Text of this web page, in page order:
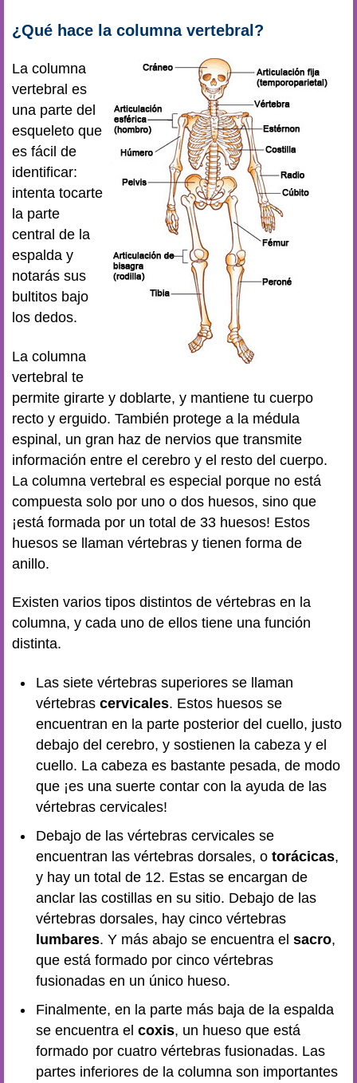
¿Qué hace la columna vertebral?
La columna
vertebral es
una parte del
esqueleto que
es fácil de
identificar:
intenta tocarte
la parte
central de la
espalda y
notarás sus
bultitos bajo
los dedos.
La columna
vertebral te
permite girarte y doblarte, y mantiene tu cuerpo
recto y erguido. También protege a la médula
espinal, un gran haz de nervios que transmite
información entre el cerebro y el resto del cuerpo.
La columna vertebral es especial porque no está
compuesta solo por uno o dos huesos, sino que
¡está formada por un total de 33 huesos! Estos
huesos se llaman vértebras y tienen forma de
anillo.
Existen varios tipos distintos de vértebras en la
columna, y cada uno de ellos tiene una función
distinta.
Las siete vértebras superiores se llaman
vértebras cervicales. Estos huesos se
encuentran en la parte posterior del cuello, justo
debajo del cerebro, y sostienen la cabeza y el
cuello. La cabeza es bastante pesada, de modo
que ¡es una suerte contar con la ayuda de las
vértebras cervicales!
Debajo de las vértebras cervicales se
encuentran las vértebras dorsales, o torácicas,
y hay un total de 12. Estas se encargan de
anclar las costillas en su sitio. Debajo de las
vértebras dorsales, hay cinco vértebras
lumbares. Y más abajo se encuentra el sacro,
que está formado por cinco vértebras
fusionadas en un único hueso.
Finalmente, en la parte más baja de la espalda
se encuentra el coxis, un hueso que está
formado por cuatro vértebras fusionadas. Las
partes inferiores de la columna son importantes